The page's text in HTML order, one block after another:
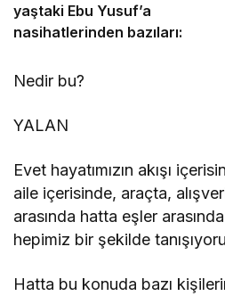
yaştaki Ebu Yusuf’a
nasihatlerinden bazıları:
Nedir bu?
YALAN
Evet hayatımızın akışı
aile içerisinde, araçta,
arasında hatta eşler
hepimiz bir şekilde
Hatta bu konuda bazı